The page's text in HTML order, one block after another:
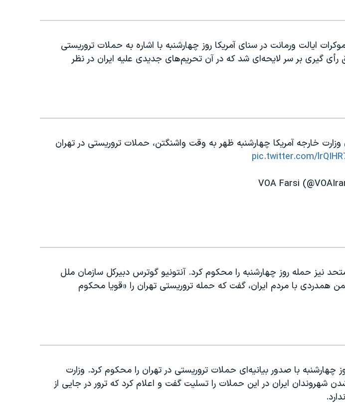
ایالت ورمانت در سنای آمریکا روز چهارشنبه با اشاره به حملات تروریستی
رأی گیری بر سر لایحه‌ای شد که در آن تحریم‌های جدیدی علیه ایران در نظر
خارجه آمریکا چهارشنبه ظهر به وقت واشنگتن، حملات تروریستی در تهران
pic.twitter.com/
نیز حمله روز چهارشنبه را محکوم کرد. آنتونیو گوترس دبیرکل سازمان ملل
همدردی با مردم ایران، گفت که حمله تروریستی تهران را «قویا محکوم
چهارشنبه با صدور بیانیه‌ای حملات تروریستی در تهران را محکوم کرد. وزارت
شهروندان ایران در این حملات را تسلیت گفت و اعلام کرد که ترور در جایی از